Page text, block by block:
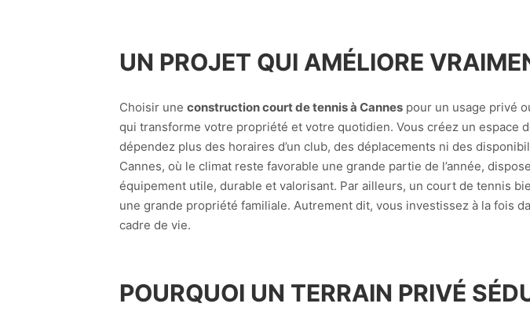
UN PROJET QUI AMÉLIORE
Choisir une construction court de tennis à Cannes pour un usage privé
qui transforme votre propriété et votre quotidien. Vous créez un espace
dépendez plus des horaires d’un club, des déplacements ni des
Cannes, où le climat reste favorable une grande partie de l’année,
équipement utile, durable et valorisant. Par ailleurs, un court de tennis
une grande propriété familiale. Autrement dit, vous investissez à la fois
cadre de vie.
POURQUOI UN TERRAIN PRIVÉ